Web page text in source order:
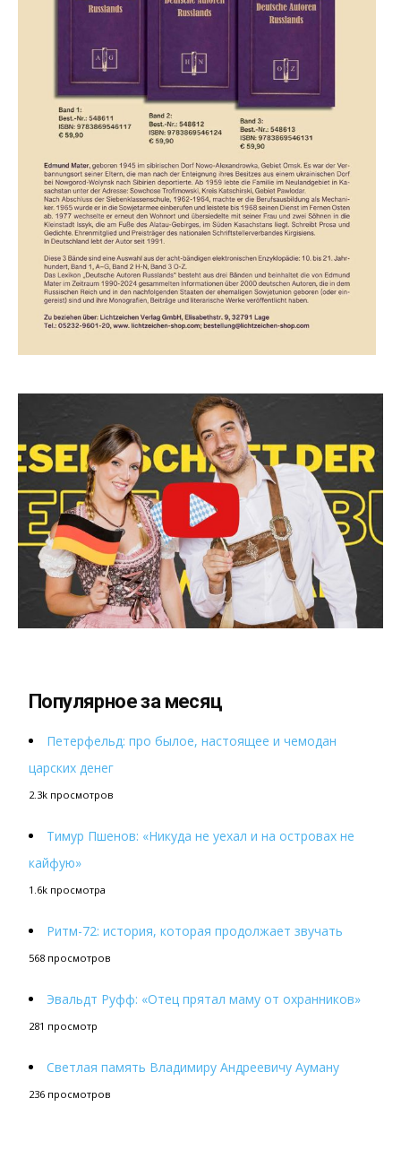
Популярное за месяц
Петерфельд: про былое, настоящее и чемодан
царских денег
2.3k просмотров
Тимур Пшенов: «Никуда не уехал и на островах не
кайфую»
1.6k просмотра
Ритм-72: история, которая продолжает звучать
568 просмотров
Эвальдт Руфф: «Отец прятал маму от охранников»
281 просмотр
Светлая память Владимиру Андреевичу Ауману
236 просмотров